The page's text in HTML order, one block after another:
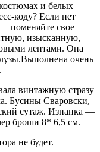
и белых
коду? Если нет
поменяйте свое
изысканную,
лентами. Она
очень
винтажную стразу
Бусины Сваровски,
сутаж. Изнанка —
броши 8* 6,5 см.
не будет.